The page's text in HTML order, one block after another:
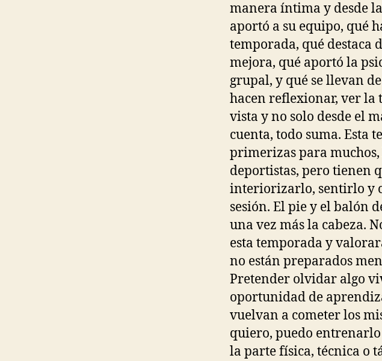
manera íntima y desde
aportó a su equipo, qué
temporada, qué destaca
mejora, qué aportó la
grupal, y qué se llevan
hacen reflexionar, ver la
vista y no solo desde el
cuenta, todo suma. Esta
primerizas para muchos,
deportistas, pero tienen
interiorizarlo, sentirlo y
sesión. El pie y el balón
una vez más la cabeza.
esta temporada y
no están preparados
Pretender olvidar algo
oportunidad de
vuelvan a cometer los
quiero, puedo
la parte física, técnica o